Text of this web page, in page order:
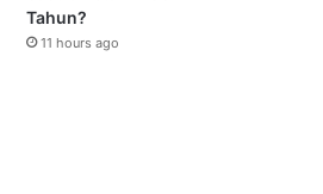
Tahun?
11 hours ago